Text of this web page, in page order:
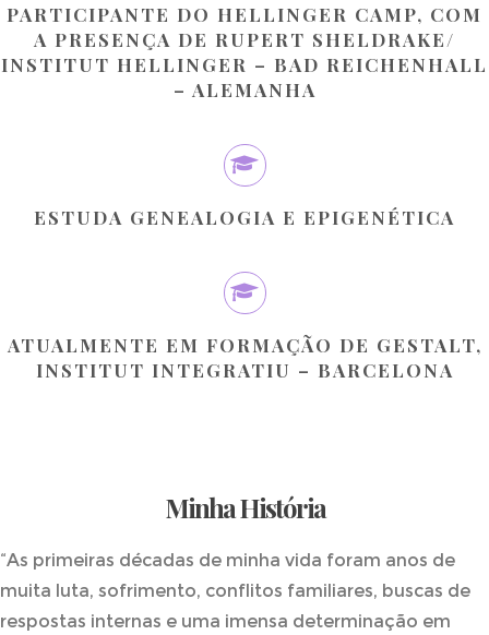
PARTICIPANTE DO HELLINGER CAMP, COM
A PRESENÇA DE RUPERT SHELDRAKE/
INSTITUT HELLINGER – BAD REICHENHALL
– ALEMANHA
ESTUDA GENEALOGIA E EPIGENÉTICA
ATUALMENTE EM FORMAÇÃO DE GESTALT,
INSTITUT INTEGRATIU – BARCELONA
Minha História
“As primeiras décadas de minha vida foram anos de
muita luta, sofrimento, conflitos familiares, buscas de
respostas internas e uma imensa determinação em